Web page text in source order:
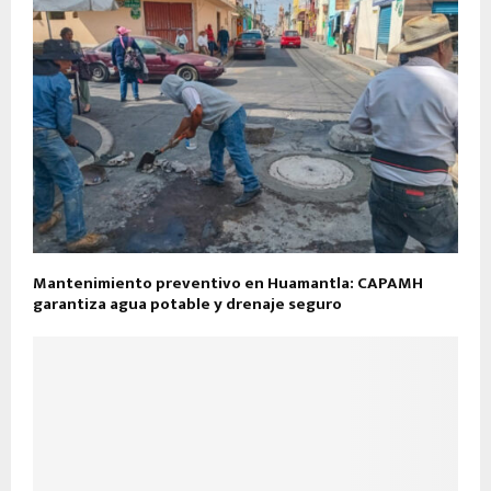
Mantenimiento preventivo en Huamantla: CAPAMH
garantiza agua potable y drenaje seguro